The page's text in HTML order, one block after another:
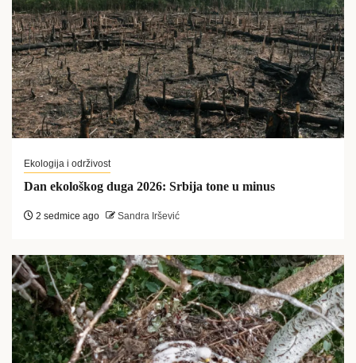
Ekologija i održivost
Dan ekološkog duga 2026: Srbija tone u minus
2 sedmice ago Sandra Iršević